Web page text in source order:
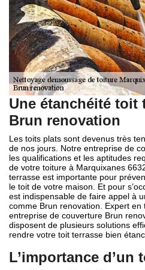
Une étanchéité toit
Brun renovation
Les toits plats sont devenus très
de nos jours. Notre entreprise de
les qualifications et les aptitudes
de votre toiture à Marquixanes
terrasse est importante pour
le toit de votre maison. Et pour
est indispensable de faire appel à
comme Brun renovation. Expert
entreprise de couverture Brun
disposent de plusieurs solutions
rendre votre toit terrasse bien
L’importance d’un